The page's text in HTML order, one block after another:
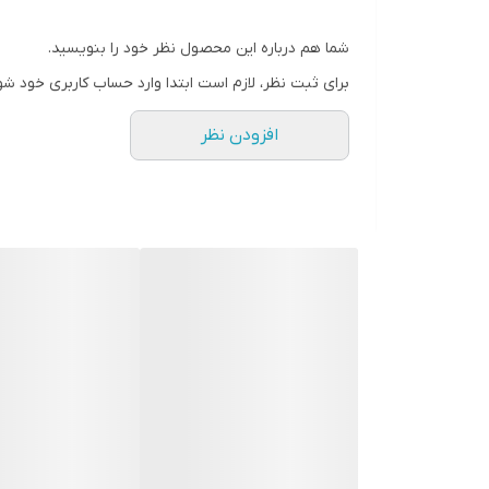
شما هم درباره این محصول نظر خود را بنویسید.
برای ثبت نظر، لازم است ابتدا وارد حساب کاربری خود
افزودن نظر